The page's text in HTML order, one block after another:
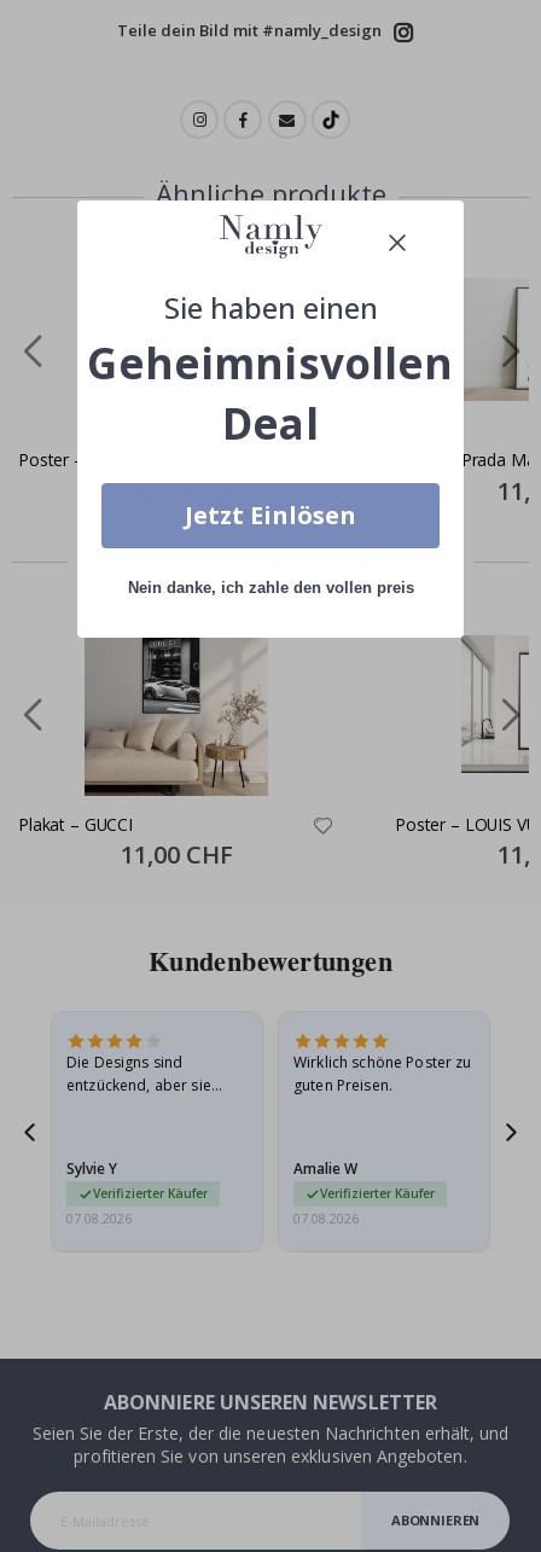
Teile dein Bild mit #namly_design
Ähnliche produkte
Poster - Prada Milano
Special
11,00 CHF
Poster - Prada
Price
Zusammen gekaufte Produkte
Plakat – GUCCI
Special
Price
11,00 CHF
Poster – LOUIS
Price
Kundenbewertungen
Die Designs sind
entzückend, aber sie
sie…
Sylvie Y
Verifizierter Käufer
07.08.2026
Wirklich schöne Poster zu
guten Preisen.
Amalie W
Verifizierter Käufer
07.08.2026
ABONNIERE UNSEREN NEWSLETTER
Seien Sie der Erste, der die neuesten Nachrichten erhält, und
profitieren Sie von unseren exklusiven Angeboten.
ABONNIEREN
Sie haben einen
Geheimnisvollen
Deal
Jetzt Einlösen
Nein danke, ich zahle den vollen preis